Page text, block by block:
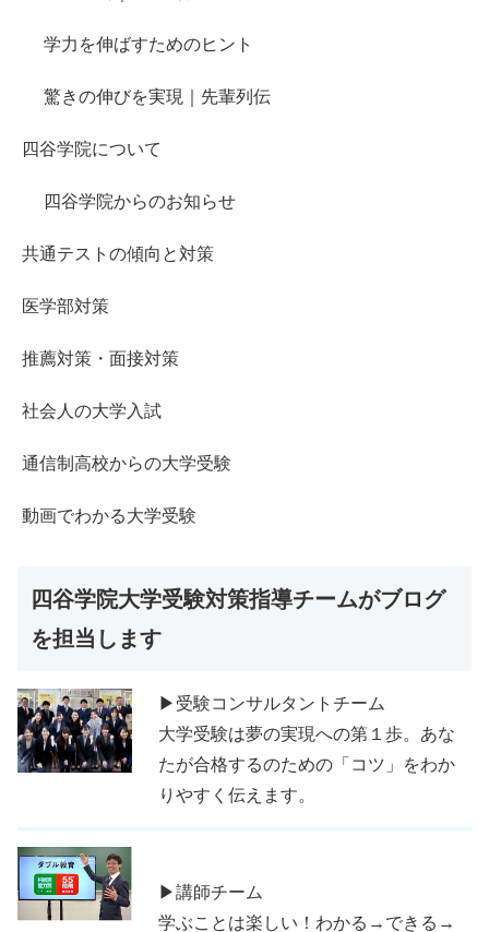
学力を伸ばすためのヒント
驚きの伸びを実現｜先輩列伝
四谷学院について
四谷学院からのお知らせ
共通テストの傾向と対策
医学部対策
推薦対策・面接対策
社会人の大学入試
通信制高校からの大学受験
動画でわかる大学受験
四谷学院大学受験対策指導チームがブログ
を担当します
▶受験コンサルタントチーム
大学受験は夢の実現への第１歩。あな
たが合格するのための「コツ」をわか
りやすく伝えます。
▶講師チーム
学ぶことは楽しい！わかる→できる→